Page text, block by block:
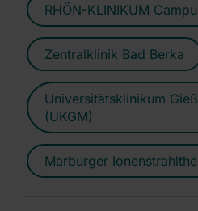
RHÖN-KLINIKUM
Zentralklinik Bad Berka
Universitätsklinikum
(UKGM)
Marburger